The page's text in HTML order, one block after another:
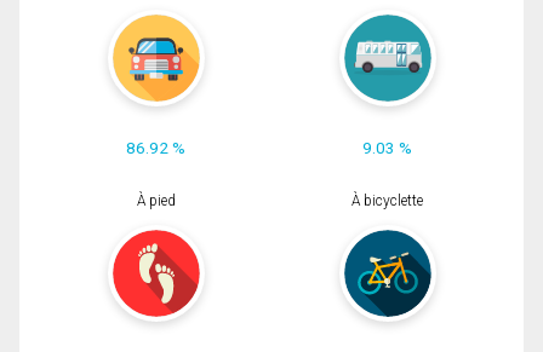
86.92 % 9.03 %
À pied À bicyclette